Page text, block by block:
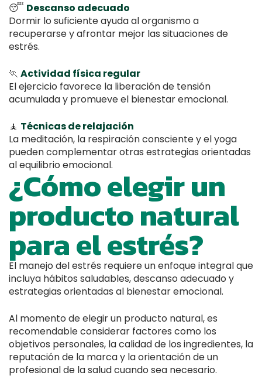
😴 Descanso adecuado
Dormir lo suficiente ayuda al organismo a
recuperarse y afrontar mejor las situaciones de
estrés.
🏃 Actividad física regular
El ejercicio favorece la liberación de tensión
acumulada y promueve el bienestar emocional.
🧘 Técnicas de relajación
La meditación, la respiración consciente y el yoga
pueden complementar otras estrategias orientadas
al equilibrio emocional.
¿Cómo elegir un
producto natural
para el estrés?
El manejo del estrés requiere un enfoque integral que
incluya hábitos saludables, descanso adecuado y
estrategias orientadas al bienestar emocional.
Al momento de elegir un producto natural, es
recomendable considerar factores como los
objetivos personales, la calidad de los ingredientes, la
reputación de la marca y la orientación de un
profesional de la salud cuando sea necesario.